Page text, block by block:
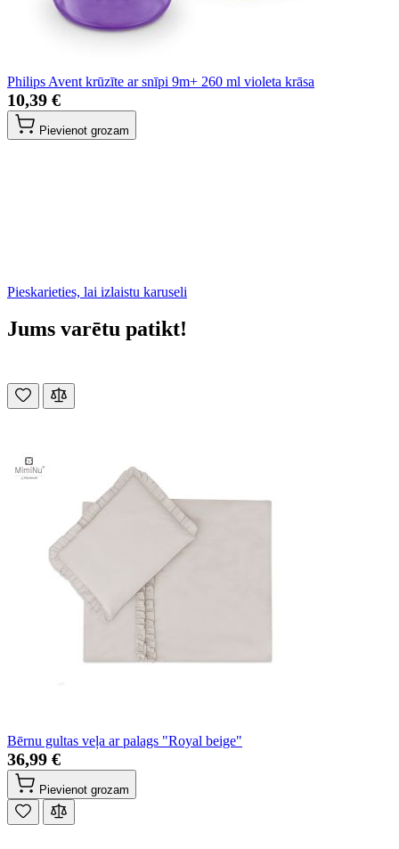
Philips Avent krūzīte ar snīpi 9m+ 260 ml violeta krāsa
10,39 €
Pievienot grozam
Pieskarieties, lai izlaistu karuseli
Jums varētu patikt!
Bērnu gultas veļa ar palags "Royal beige"
36,99 €
Pievienot grozam